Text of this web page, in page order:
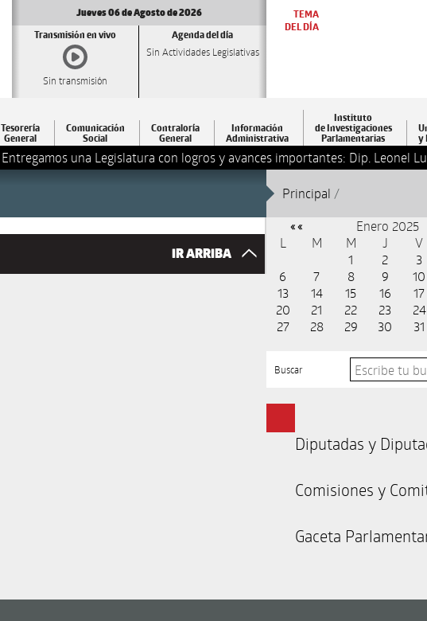
Jueves 06 de Agosto de 2026
Transmisión en vivo
Sin transmisión
Agenda del día
Sin Actividades Legislativas
TEMA
DEL DÍA
Tesorería
General
Comunicación
Social
Contraloría
General
Información
Administrativa
Instituto
de Investigaciones
Parlamentarias y
Entregamos una Legislatura con logros y avances importantes: Dip. Leonel
Principal /
IR ARRIBA
« « Enero 2025
L M M J V
1
2 3
6
7 8 9 10
13
14 15 16 17
20
21 22 23 24
27
28 29 30 31
Buscar
Diputadas y
Comisiones y
Gaceta